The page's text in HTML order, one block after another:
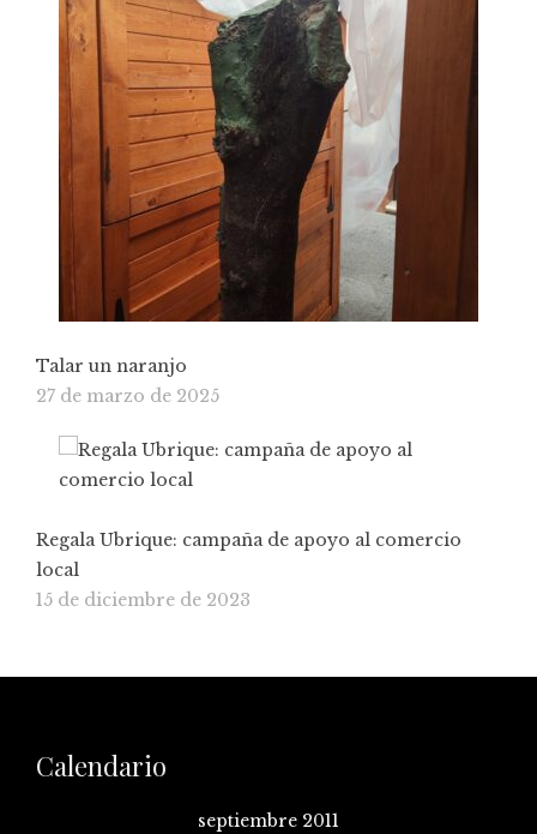
Talar un naranjo
27 de marzo de 2025
Regala Ubrique: campaña de apoyo al comercio
local
15 de diciembre de 2023
Calendario
septiembre 2011